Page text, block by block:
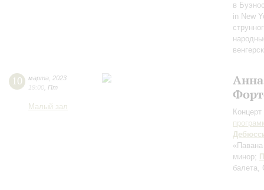
в
in New
10 марта
2023
19:00 Пт
Малый зал
минор;